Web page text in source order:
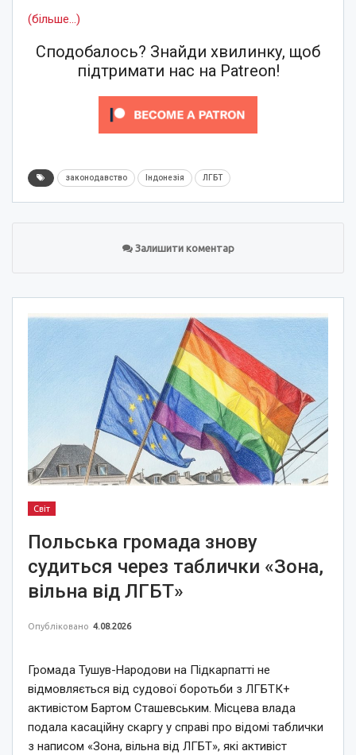
(більше…)
Сподобалось? Знайди хвилинку, щоб
підтримати нас на Patreon!
законодавство Індонезія ЛГБТ
Залишити коментар
Світ
Польська громада знову
судиться через таблички «Зона,
вільна від ЛГБТ»
Опубліковано 4.08.2026
Громада Тушув-Народови на Підкарпатті не
відмовляється від судової боротьби з ЛГБТК+
активістом Бартом Сташевським. Місцева влада
подала касаційну скаргу у справі про відомі таблички
з написом «Зона, вільна від ЛГБТ», які активіст